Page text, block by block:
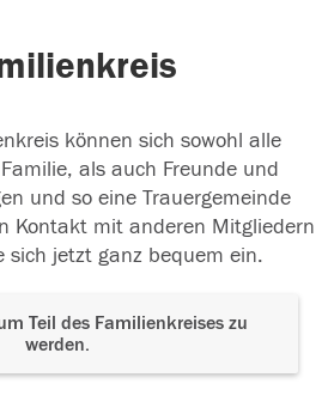
können sich sowohl alle
als auch Freunde und
und so eine Trauergemeinde
Kontakt mit anderen Mitgliedern
sich jetzt ganz bequem ein.
Teil des Familienkreises zu
werden.